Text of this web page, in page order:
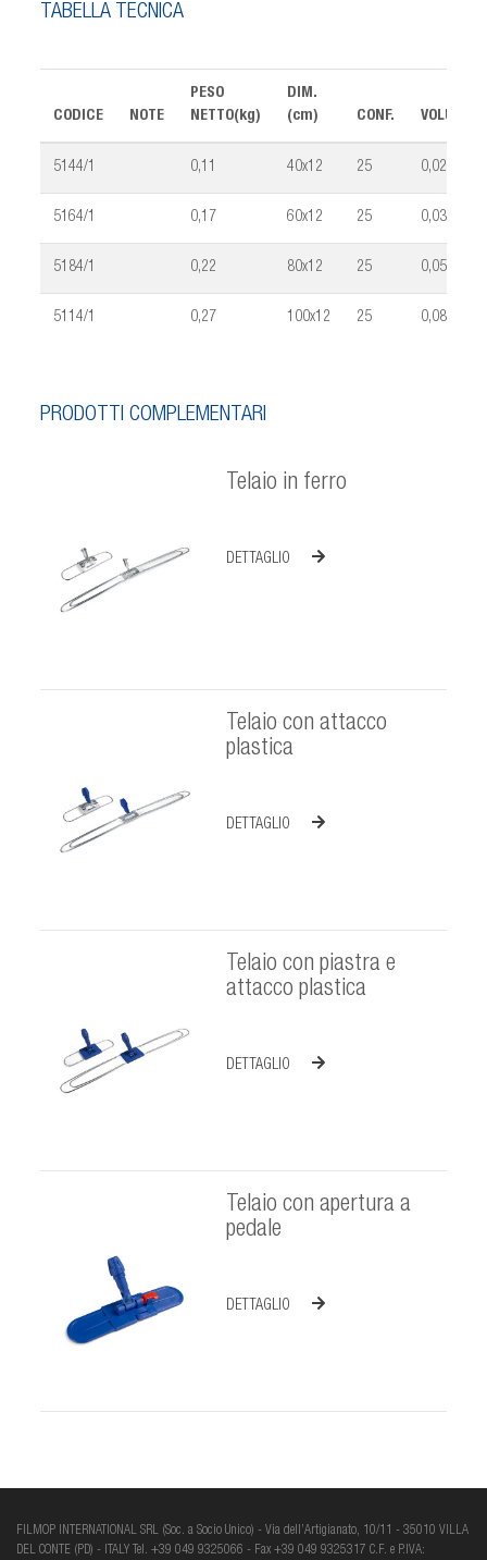
TABELLA TECNICA
CODICE NOTE
PESO
NETTO(kg)
DIM.
(cm)
CONF.
5144/1 0,11 40x12 25 0,028
5164/1 0,17 60x12 25 0,033
5184/1 0,22 80x12 25 0,052
5114/1 0,27 100x12 25 0,083
PRODOTTI COMPLEMENTARI
Telaio in ferro
DETTAGLIO
Telaio con attacco
plastica
DETTAGLIO
Telaio con piastra e
attacco plastica
DETTAGLIO
Telaio con apertura a
pedale
DETTAGLIO
FILMOP INTERNATIONAL SRL (Soc. a Socio Unico) - Via dell’Artigianato, 10/11 - 35010 VILLA
DEL CONTE (PD) - ITALY Tel. +39 049 9325066 - Fax +39 049 9325317 C.F. e P.IVA: